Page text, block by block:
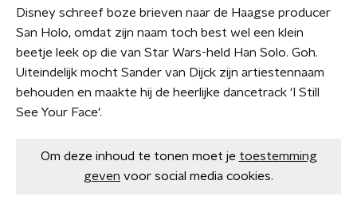
Disney schreef boze brieven naar de Haagse producer
San Holo, omdat zijn naam toch best wel een klein
beetje leek op die van Star Wars-held Han Solo. Goh.
Uiteindelijk mocht Sander van Dijck zijn artiestennaam
behouden en maakte hij de heerlijke dancetrack 'I Still
See Your Face'.
Om deze inhoud te tonen moet je toestemming
geven voor social media cookies.